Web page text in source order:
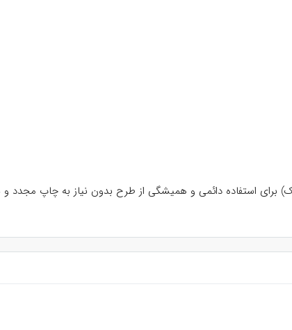
برای استفاده دائمی و همیشگی از طرح بدون نیاز به چاپ مجدد